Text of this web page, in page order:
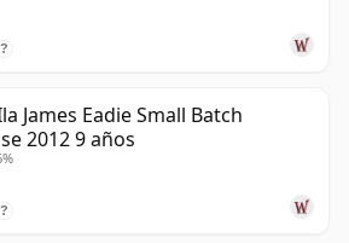
?
James Eadie Small Batch
2012 9 años
?